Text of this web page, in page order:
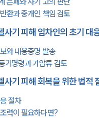
환과 중개인 책임 검토
사기 피해 임차인의 초기 대
와 내용증명 발송
기명령과 가압류 검토
사기 피해 회복을 위한 법적
절차
력이 필요하다면?